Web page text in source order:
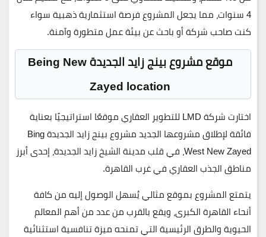
4 سنوات
، مما يجعل المشروع فرصة استثمارية ذهبية سواء
كنت صاحب شركة أو باحث عن بيئة عمل متطورة وآمنة.
موقع مشروع بينج زايد الجديدة Being New
Zayed location
اختارت شركةLMD للتطوير العقاري
موقعًا استراتيجيًا بعناية
فائقة لإطلاق مشروعها الجديد مشروع بينج زايد الجديدةBing
West New Zayed، في قلبمدينة الشيخ زايد الجديدة، إحدى أبرز
مناطق الجذب العقاري في غرب القاهرة.
يتمتع المشروع بموقع مثالي يُسهل الوصول إليه من كافة
أنحاء القاهرة الكبرى، ويقع بالقرب من عدد من أهم المعالم
الحيوية والطرق الرئيسية التي تمنحه ميزة تنافسية استثنائية